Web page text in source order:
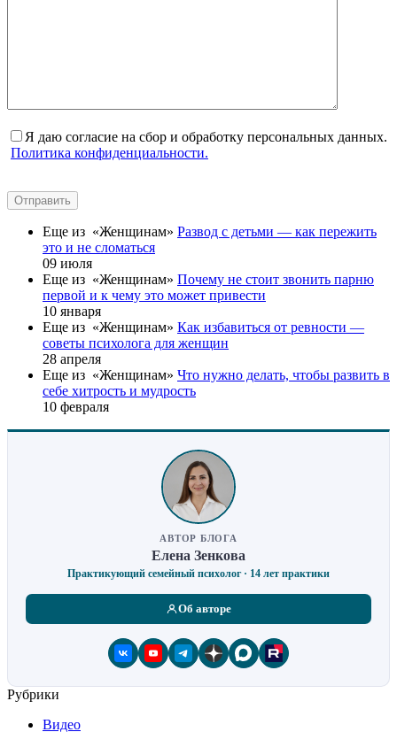
Я даю согласие на сбор и обработку персональных данных.
Политика конфиденциальности.
Отправить
Еще из «Женщинам» Развод с детьми — как пережить
это и не сломаться
09 июля
Еще из «Женщинам» Почему не стоит звонить парню
первой и к чему это может привести
10 января
Еще из «Женщинам» Как избавиться от ревности —
советы психолога для женщин
28 апреля
Еще из «Женщинам» Что нужно делать, чтобы развить в
себе хитрость и мудрость
10 февраля
АВТОР БЛОГА
Елена Зенкова
Практикующий семейный психолог · 14 лет практики
Об авторе
Рубрики
Видео